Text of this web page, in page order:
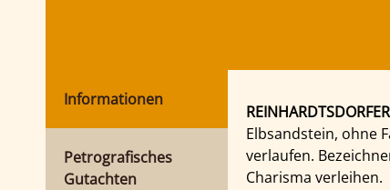
Informationen
Petrografisches
Gutachten
Elbsandstein, ohne
verlaufen.
Charisma verleihen.